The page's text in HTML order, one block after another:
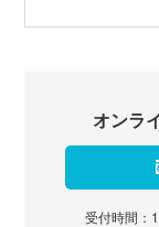
オンラ
受付時間：